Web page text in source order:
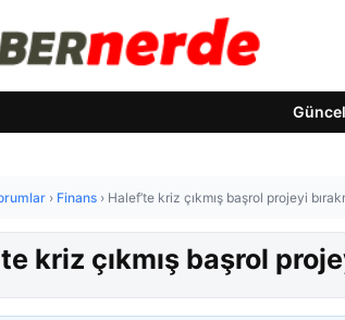
› Finans › Halef’te kriz çıkmış başrol projeyi
kriz çıkmış başrol